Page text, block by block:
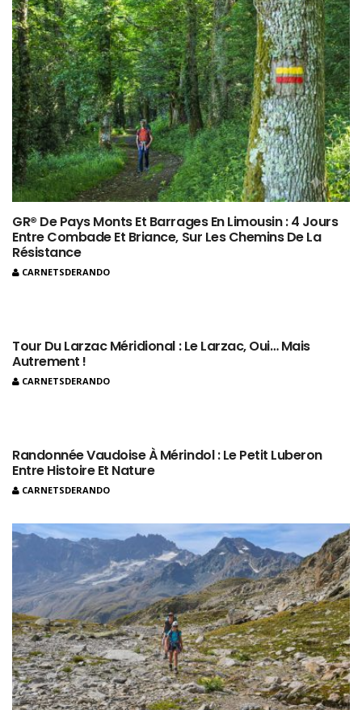
GR® De Pays Monts Et Barrages En Limousin : 4 Jours
Entre Combade Et Briance, Sur Les Chemins De La
Résistance
CARNETSDERANDO
Tour Du Larzac Méridional : Le Larzac, Oui… Mais
Autrement !
CARNETSDERANDO
Randonnée Vaudoise À Mérindol : Le Petit Luberon
Entre Histoire Et Nature
CARNETSDERANDO